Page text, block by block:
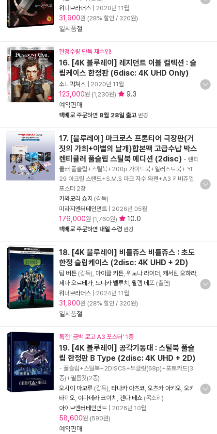
워너브라더스
2020년 11월
31,900원 (28% 할인 / 320원)
일시품절
한정수량 단독 재수입!
16. [4K 블루레이] 레지던트 이블 컬렉션 : 슬
립케이스 한정판 (6disc: 4K UHD Only)
소니픽쳐스 2020년 11월
123,000원 (1,230원)
9.3
예약판매
택배로 주문하면 8월 28일 출고 변경
17. [블루레이] 마크로스 프론티어 극장판(거
짓의 가희+이별의 날개)합본팩 고급수납 박스
렌티큘러 풀슬립 스틸북 에디션 (2disc) - 렌티
큘러 풀슬립+스틸북+200p 가이드북+일러스트북+ YF-
29 아크릴 스탠드+S.M.S 마크 자수 와펜+A3 키비쥬얼
포스터 2장
카와모리 쇼지 (감독)
미라지엔터테인먼트
2026년 05월
176,000원 (1,760원) 10.0
택배로 주문하면 내일 수령 변경
18. [4K 블루레이] 비틀쥬스 비틀쥬스 : 초도
한정 슬립케이스 (2disc: 4K UHD + 2D)
팀 버튼 (감독), 마이클 키튼 위노나 라이더 캐서린 오하라,
제나 오르테가, 모니카 벨루치 윌렘 데포 (출연)
워너브라더스
2024년 11월
31,900원 (28% 할인 / 320원)
일시품절
특전 '금박 로고 A3 포스터' 1종
19. [4K 블루레이] 공각기동대 : 스틸북 풀슬
립 한정판 B Type (2disc: 4K UHD + 2D)
- 풀슬립+스틸북+2DISCS+부클릿(68p)+포토카드(3
종)+필름컷(2종)
오시이 마모루 (감독), 타나카 아츠코 오츠카 아키오 오키
타미오 야마데라 코이치 겐다 테쇼 (목소리)
아이브엔터테인먼트
2026년 10월
58,600원 (590원)
예약판매